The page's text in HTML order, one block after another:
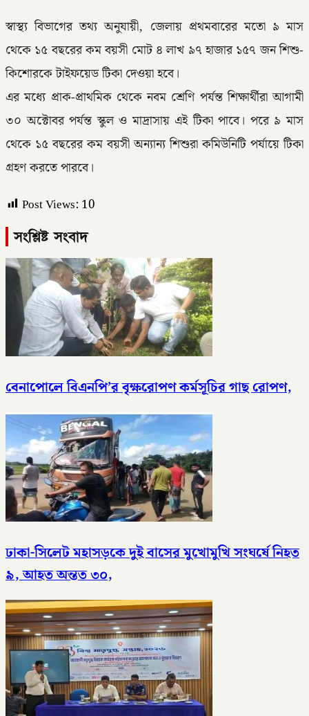
স্বাস্থ্য বিভাগের তথ্য অনুযায়ী, জেলায় প্রথমবারের মতো ৯ মাস
থেকে ১৫ বছরের কম বয়সী মোট ৪ লাখ ৯৭ হাজার ১৫৭ জন শিশু-
কিশোরকে টাইফয়েড টিকা দেওয়া হবে।
এর মধ্যে প্রাক-প্রাথমিক থেকে নবম শ্রেণি পর্যন্ত শিক্ষার্থীরা আগামী
৩০ অক্টোবর পর্যন্ত স্কুল ও মাদ্রাসায় এই টিকা পাবে। পরে ৯ মাস
থেকে ১৫ বছরের কম বয়সী অন্যান্য শিশুরা কমিউনিটি পর্যায়ে টিকা
গ্রহণ করতে পারবে।
Post Views: 10
সংশ্লিষ্ট সংবাদ
বেনাপোলে বিএনপি’র বৃক্ষরোপণ কর্মসূচির গাছ রোপণ,
ঢাকা-সিলেট মহাসড়কে দুই বাসের মুখোমুখি সংঘর্ষে নিহত
৯, আহত অন্তত ৩০,